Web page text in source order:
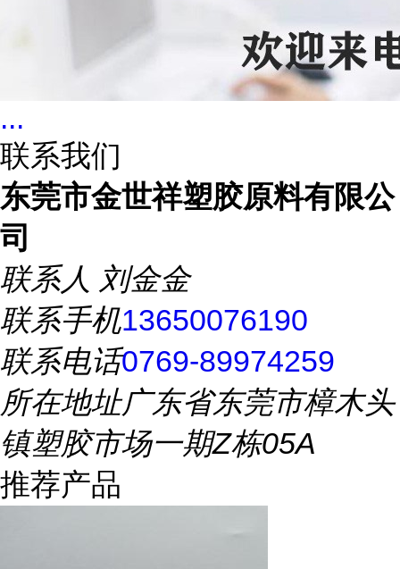
...
联系我们
东莞市金世祥塑胶原料有限公
司
联系人 刘金金
联系手机13650076190
联系电话0769-89974259
所在地址广东省东莞市樟木头
镇塑胶市场一期Z栋05A
推荐产品